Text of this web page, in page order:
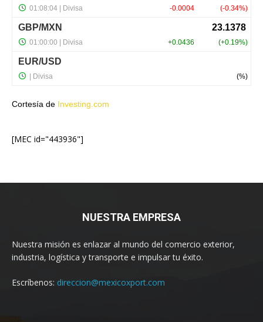
Cortesía de Investing.com
[MEC id="443936"]
NUESTRA EMPRESA
Nuestra misión es enlazar al mundo del comercio exterior,
industria, logística y transporte e impulsar tu éxito.
Escríbenos: direccion@mexicoxport.com